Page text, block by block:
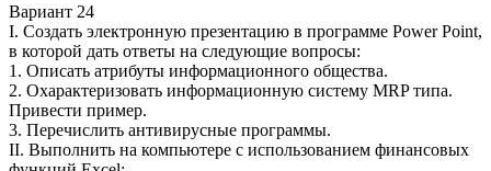
Вариант 24
I. Создать электронную презентацию в программе Power Point,
в которой дать ответы на следующие вопросы:
1. Описать атрибуты информационного общества.
2. Охарактеризовать информационную систему MRP типа.
Привести пример.
3. Перечислить антивирусные программы.
II. Выполнить на компьютере с использованием финансовых